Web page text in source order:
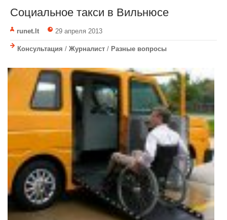
Социальное такси в Вильнюсе
runet.lt 29 апреля 2013
Консультация / Журналист / Разные вопросы